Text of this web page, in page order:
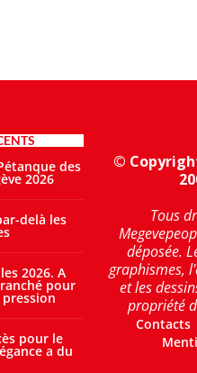
des
2026
delà les
2026. A
pour
pour le
a du
©
Tous
déposée.
graphismes,
et les
propriété
Contacts